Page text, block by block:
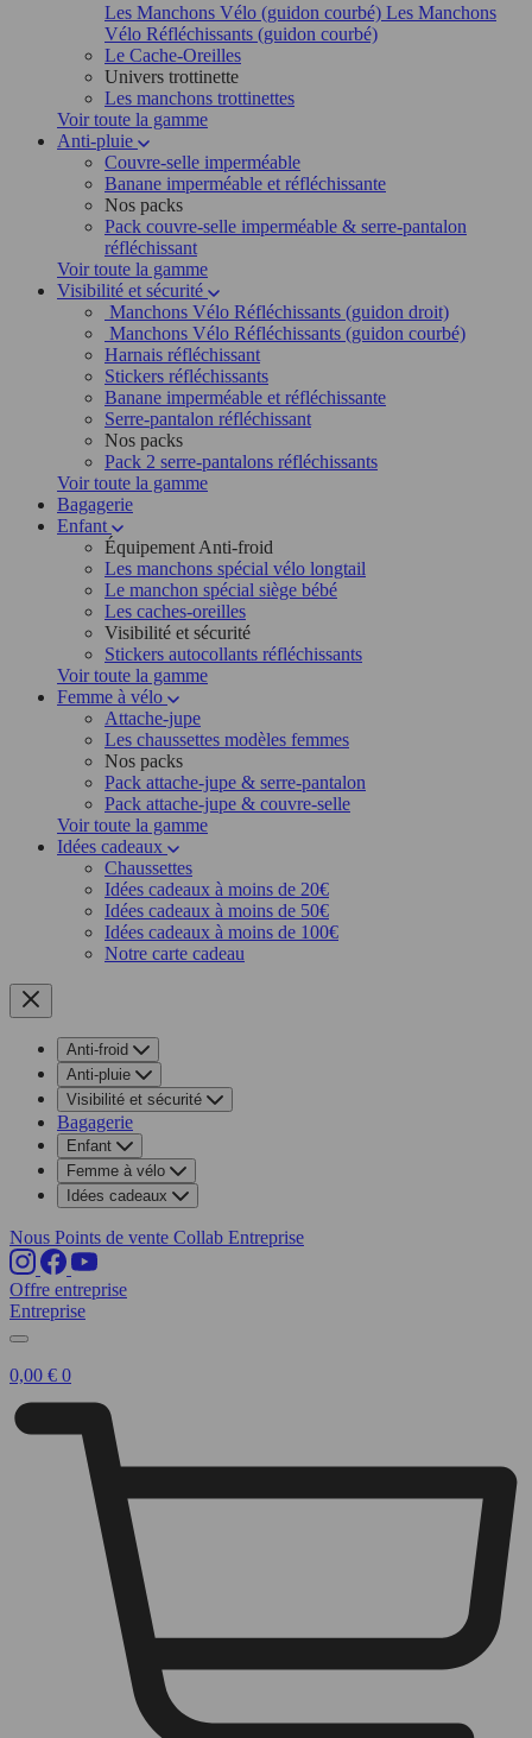
Les Manchons Vélo (guidon courbé) Les Manchons
Vélo Réfléchissants (guidon courbé)
Le Cache-Oreilles
Univers trottinette
Les manchons trottinettes
Voir toute la gamme
Anti-pluie
Couvre-selle imperméable
Banane imperméable et réfléchissante
Nos packs
Pack couvre-selle imperméable & serre-pantalon
réfléchissant
Voir toute la gamme
Visibilité et sécurité
Manchons Vélo Réfléchissants (guidon droit)
Manchons Vélo Réfléchissants (guidon courbé)
Harnais réfléchissant
Stickers réfléchissants
Banane imperméable et réfléchissante
Serre-pantalon réfléchissant
Nos packs
Pack 2 serre-pantalons réfléchissants
Voir toute la gamme
Bagagerie
Enfant
Équipement Anti-froid
Les manchons spécial vélo longtail
Le manchon spécial siège bébé
Les caches-oreilles
Visibilité et sécurité
Stickers autocollants réfléchissants
Voir toute la gamme
Femme à vélo
Attache-jupe
Les chaussettes modèles femmes
Nos packs
Pack attache-jupe & serre-pantalon
Pack attache-jupe & couvre-selle
Voir toute la gamme
Idées cadeaux
Chaussettes
Idées cadeaux à moins de 20€
Idées cadeaux à moins de 50€
Idées cadeaux à moins de 100€
Notre carte cadeau
Anti-froid
Anti-pluie
Visibilité et sécurité
Bagagerie
Enfant
Femme à vélo
Idées cadeaux
Nous Points de vente Collab Entreprise
Offre entreprise
Entreprise
0,00 € 0